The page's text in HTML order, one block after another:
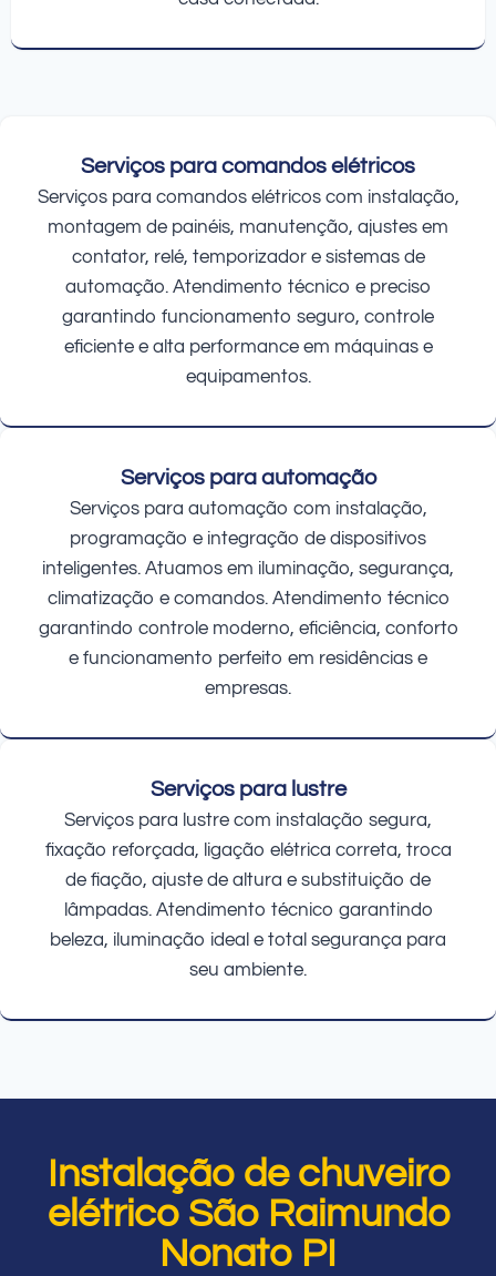
Serviços para comandos elétricos
Serviços para comandos elétricos com instalação,
montagem de painéis, manutenção, ajustes em
contator, relé, temporizador e sistemas de
automação. Atendimento técnico e preciso
garantindo funcionamento seguro, controle
eficiente e alta performance em máquinas e
equipamentos.
Serviços para automação
Serviços para automação com instalação,
programação e integração de dispositivos
inteligentes. Atuamos em iluminação, segurança,
climatização e comandos. Atendimento técnico
garantindo controle moderno, eficiência, conforto
e funcionamento perfeito em residências e
empresas.
Serviços para lustre
Serviços para lustre com instalação segura,
fixação reforçada, ligação elétrica correta, troca
de fiação, ajuste de altura e substituição de
lâmpadas. Atendimento técnico garantindo
beleza, iluminação ideal e total segurança para
seu ambiente.
Instalação de chuveiro
elétrico São Raimundo
Nonato PI